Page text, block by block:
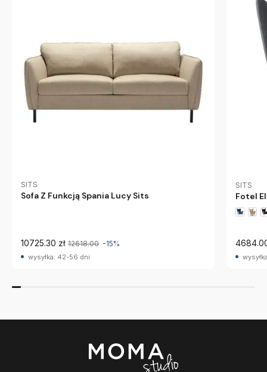
SITS
Sofa Z Funkcją Spania Lucy Sits
10725.30 zł 12618.00 -15%
wysyłka: 42-56 dni
SITS
Fotel